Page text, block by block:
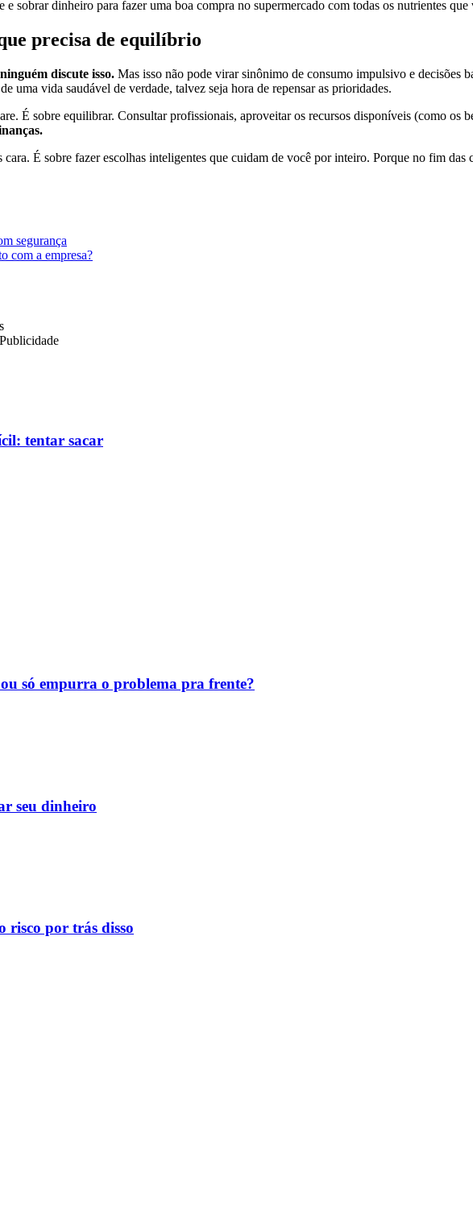
sobrar dinheiro para fazer uma boa compra no supermercado com todas os nutrientes
precisa de equilíbrio
discute isso. Mas isso não pode virar sinônimo de consumo impulsivo e decisões
uma vida saudável de verdade, talvez seja hora de repensar as prioridades.
É sobre equilibrar. Consultar profissionais, aproveitar os recursos disponíveis (como os
É sobre fazer escolhas inteligentes que cuidam de você por inteiro. Porque no fim das
segurança
com a empresa?
Publicidade
tentar sacar
só empurra o problema pra frente?
seu dinheiro
risco por trás disso